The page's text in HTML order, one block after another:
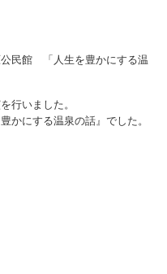
民館 「人生を豊かにする温
行いました。
かにする温泉の話』でした。